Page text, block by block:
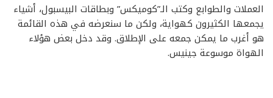
العملات والطوابع وكتب الـ”كوميكس” وبطاقات البيسبول، أشياء
يجمعها الكثيرون كهواية، ولكن ما سنعرضه في هذه القائمة
هو أغرب ما يمكن جمعه على الإطلاق. وقد دخل بعض هؤلاء
الهواة موسوعة جينيس.